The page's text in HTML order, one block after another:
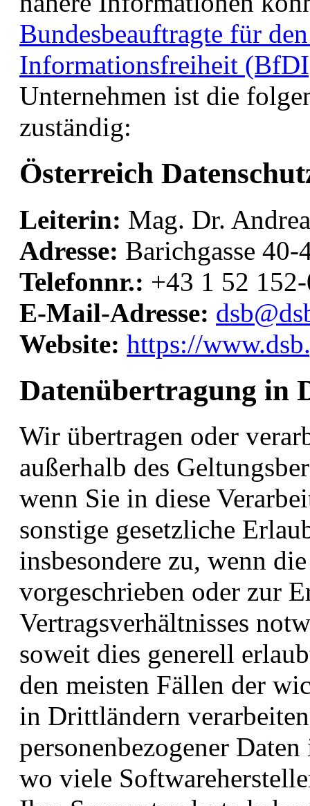
Bundesbeauftragte für
Informationsfreiheit
Unternehmen ist die
zuständig:
Österreich
Leiterin: Mag. Dr.
Adresse: Barichgasse
Telefonnr.: +43 1 52
E-Mail-Adresse:
Website: https://
Datenübertragung in
Wir übertragen oder
außerhalb des
wenn Sie in diese
sonstige gesetzliche
insbesondere zu, wenn
vorgeschrieben oder zur
Vertragsverhältnisses
soweit dies generell
den meisten Fällen der
in Drittländern
personenbezogener
wo viele